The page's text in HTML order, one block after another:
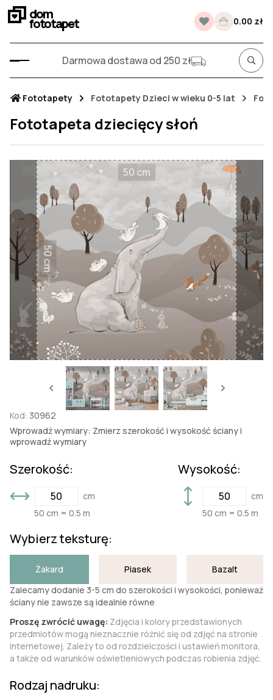
dom
fototapet 0.00 zł
Darmowa dostawa od 250 zł
Fototapety Fototapety Dzieci w wieku 0-5 lat
Fototapeta dziecięcy słoń
50 cm
50 cm
Kod: 30962
Wprowadź wymiary: Zmierz szerokość i wysokość ściany i
wprowadź wymiary
Szerokość:
cm
50 cm = 0.5 m
Wysokość:
cm
50 cm = 0.5 m
Wybierz teksturę:
Żakard Piasek
Bazalt
Zalecamy dodanie 3-5 cm do szerokości i wysokości, ponieważ
ściany nie zawsze są idealnie równe
Proszę zwrócić uwagę: Zdjęcia i kolory przedstawionych
przedmiotów mogą nieznacznie różnić się od zdjęć na stronie
internetowej. Zależy to od rozdzielczości i ustawień monitora,
a także od warunków oświetleniowych podczas robienia zdjęć.
Rodzaj nadruku: